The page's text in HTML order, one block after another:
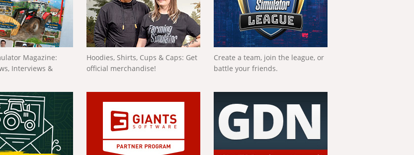
Magazine:
Interviews &
Hoodies, Shirts, Cups & Caps: Get
official merchandise!
Create a team, join the league, or
battle your friends.